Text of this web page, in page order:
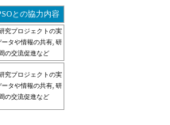
との協力内容
究プロジェクトの実
ータや情報の共有, 研
の交流促進など
究プロジェクトの実
ータや情報の共有, 研
の交流促進など